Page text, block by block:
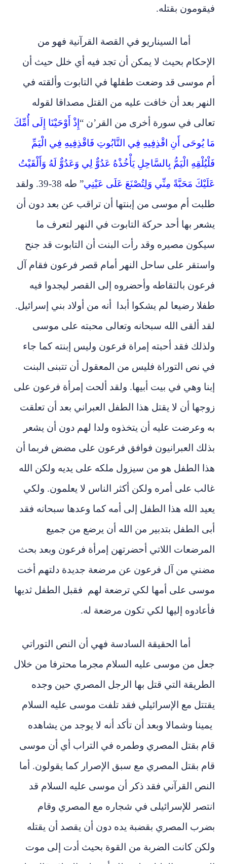
فيقومون بقتله.
أما السيناريو في القصة القرآنية فهو من
الإحكام بحيث لا يمكن أن تجد فيه أي خلل حيث أن
أم موسى قد وضعت طفلها في التابوت وألقته في
النهر بعد أن خافت عليه من القتل مصداقا لقوله
تعالى في سورة أخرى من القر’ن “ إِذْ أَوْحَيْنَا إِلَى أُمِّكَ
مَا يُوحَى أَنِ اقْذِفِيهِ فِي التَّابُوتِ فَاقْذِفِيهِ فِي الْيَمِّ
فَلْيُلْقِهِ الْيَمُّ بِالسَّاحِلِ يَأْخُذْهُ عَدُوٌّ لِي وَعَدُوٌّ لَهُ وَأَلْقَيْتُ
عَلَيْكَ مَحَبَّةً مِنِّي وَلِتُصْنَعَ عَلَى عَيْنِي
” طه 38-39. ولقد
طلبت أم موسى من إبنتها أن تراقب عن بعد دون أن
يشعر بها أحد حركة التابوت في النهر لتعرف ما
سيكون مصيره وقد رأت البنت أن التابوت قد جنح
واستقر على ساحل النهر أمام قصر فرعون فقام آل
فرعون بالتقاطه وأحضروه إلى القصر ليجدوا فيه
طفلا رضيعا لم يشكوا أبدا أنه من أولاد بني إسرائيل.
لقد ألقى الله سبحانه وتعالى محبته على موسى
ولذلك فقد أحبته إمراة فرعون وليس إبنته كما جاء
في نص التوراة فليس من المعقول أن تتبنى البنت
إبنا وهي في بيت أبيها. ولقد ألحت إمرأة فرعون على
زوجها أن لا يقتل هذا الطفل العبراني بعد أن تعلقت
به وعرضت عليه أن يتخذوه ولدا لهم دون أن يشعر
بذلك العبرانيون فوافق فرعون على مضض فربما أن
هذا الطفل هو من سيزول ملكه على يديه ولكن الله
غالب على أمره ولكن أكثر الناس لا يعلمون. ولكي
يعيد الله هذا الطفل إلى أمه كما وعدها سبحانه فقد
أبى الطفل بتدبير من الله أن يرضع من جميع
المرضعات اللاتي أحضرتهن إمرأة فرعون وبعد بحث
مضني من آل فرعون عن مرضعة جديدة دلتهم أخت
موسى على أمها لكي ترضعة لهم فقبل الطفل ثديها
فأعادوه إليها لكي تكون مرضعة له.
أما الحقيقة السادسة فهي أن النص التوراتي
جعل من موسى عليه السلام مجرما محترفا من خلال
الطريقة التي قتل بها الرجل المصري حين وجده
يقتتل مع الإسرائيلي فقد تلفت موسى عليه السلام
يمينا وشمالا وبعد أن تأكد أنه لا يوجد من يشاهده
قام بقتل المصري وطمره في التراب أي أن موسى
قام بقتل المصري مع سبق الإصرار كما يقولون. أما
النص القرآني فقد ذكر أن موسى عليه السلام قد
انتصر للإسرائيلى في شجاره مع المصري وقام
بضرب المصري بقضبة يده دون أن يقصد أن يقتله
ولكن كانت الضربة من القوة بحيث أدت إلى موت